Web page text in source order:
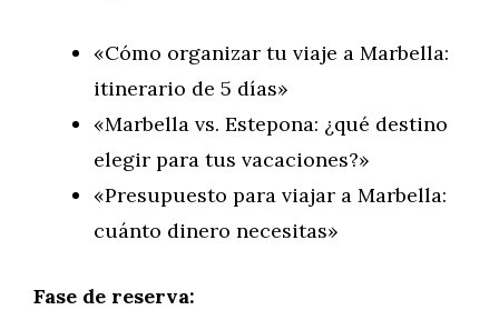
«Cómo organizar tu viaje a Marbella:
itinerario de 5 días»
«Marbella vs. Estepona: ¿qué destino
elegir para tus vacaciones?»
«Presupuesto para viajar a Marbella:
cuánto dinero necesitas»
Fase de reserva: